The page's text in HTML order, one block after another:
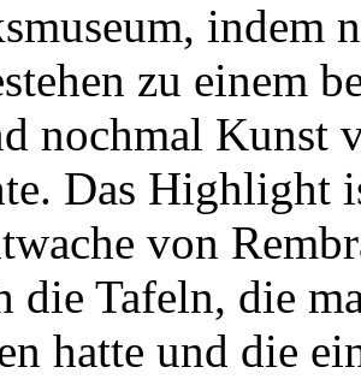
indem
zu einem
nochmal Kunst
Das Highlight
von
die Tafeln, die
hatte und die